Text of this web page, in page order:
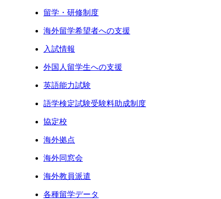
留学・研修制度
海外留学希望者への支援
入試情報
外国人留学生への支援
英語能力試験
語学検定試験受験料助成制度
協定校
海外拠点
海外同窓会
海外教員派遣
各種留学データ